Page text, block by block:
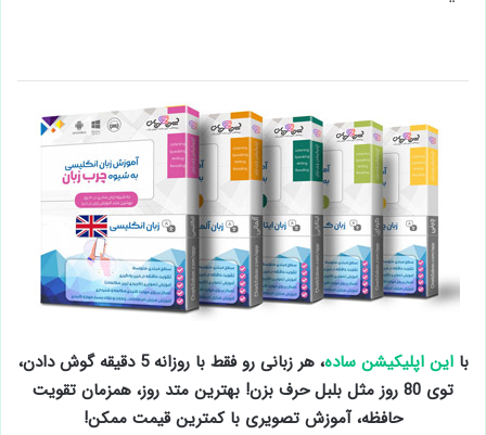
بااین اپلیکیشن ساده
، هر زبانی رو فقط با روزانه 5 دقیقه گوش دادن،
توی 80 روز مثل بلبل حرف بزن! بهترین متد روز، همزمان تقویت
حافظه، آموزش تصویری با کمترین قیمت ممکن!